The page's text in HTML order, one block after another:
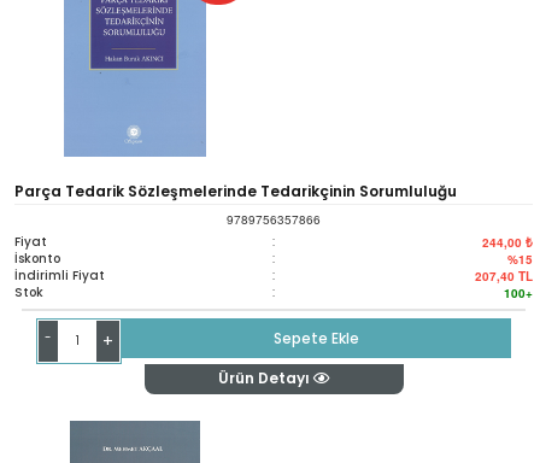
Parça Tedarik Sözleşmelerinde Tedarikçinin Sorumluluğu
9789756357866
Fiyat : 244,00 ₺
İskonto : %15
İndirimli Fiyat : 207,40 TL
Stok : 100+
- +
Sepete Ekle
Ürün Detayı